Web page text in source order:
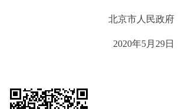
北京市人民政府
2020年5月29日